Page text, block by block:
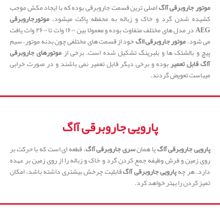
موتور جاروبرقی آاگاصلی ترین قسمت جاروبرقی بوده که با ایجاد مکش موجب
کشیده شدن گرد و خاک و زباله به محفظه پاکت میشود، موتورجاروبرقی
AEG
در مدل های مختلف متفاوت بوده و معمولا بین ۱۶۰۰ وات تا ۲۶۰۰ وات یافت
می شود.موتور جاروبرقی ااگخود از قسمت های مختلفی چون بدنه موتور، سیم
پیچ و بالشتک ها و بلبرینگ تشکیل شده است. برخی ازموتورهای جاروبرقی
آاگقابل تعمیربوده و برخی دیگر قابل تعمیر نمی باشند و در صورت خرابی
میباست تعویض گردند.
پارویی جاروبرقی آاگ
پارویی جاروبرقی آاگیا همانسری جاروبرقی آاگ، قطعه ای است که با حرکت بر
روی زمین و فرش وظیفه جمع کردن گرد و خاک و زباله را از روی زمین بر عهده
دارد. هر چهپارویی جاروبرقی آاگقابلیت چرخش بیشتری داشته باشد، امکان
تمیز کردن را بهتر خواهد کرد.